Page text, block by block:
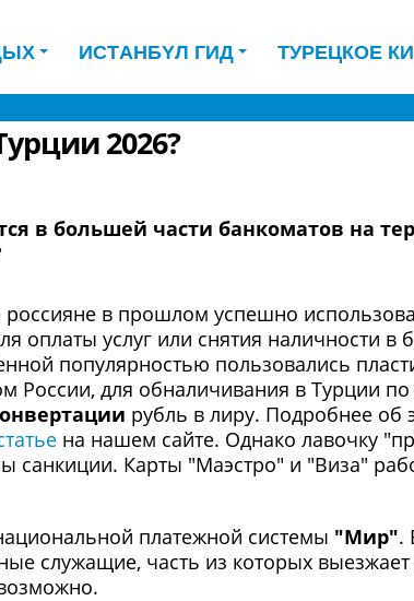
ИCТAНБYЛ ГИД ТУРЕЦКОЕ
2026?
в большей части банкоматов на
в прошлом успешно
оплаты услуг или снятия наличности в
популярностью пользовались
России, для обналичивания в Турции по
рубль в лиру. Подробнее об
на нашем сайте. Однако лавочку
санкиции. Карты "Маэстро" и "Виза"
платежной системы "Мир".
служащие, часть из которых